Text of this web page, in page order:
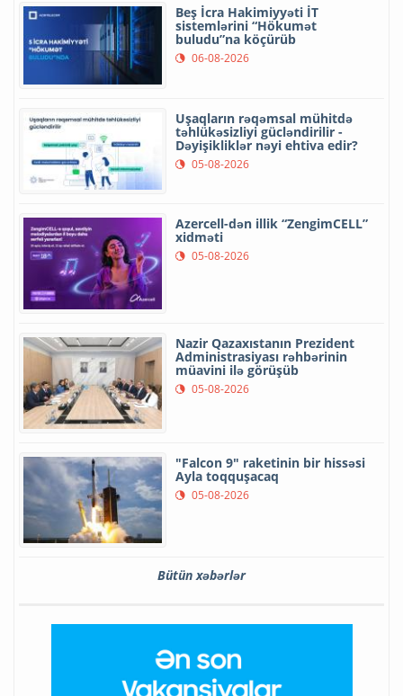
Beş İcra Hakimiyyəti İT
sistemlərini “Hökumət
buludu”na köçürüb
06-08-2026
Uşaqların rəqəmsal mühitdə
təhlükəsizliyi gücləndirilir -
Dəyişikliklər nəyi ehtiva edir?
05-08-2026
Azercell-dən illik “ZengimCELL”
xidməti
05-08-2026
Nazir Qazaxıstanın Prezident
Administrasiyası rəhbərinin
müavini ilə görüşüb
05-08-2026
"Falcon 9" raketinin bir hissəsi
Ayla toqquşacaq
05-08-2026
Bütün xəbərlər